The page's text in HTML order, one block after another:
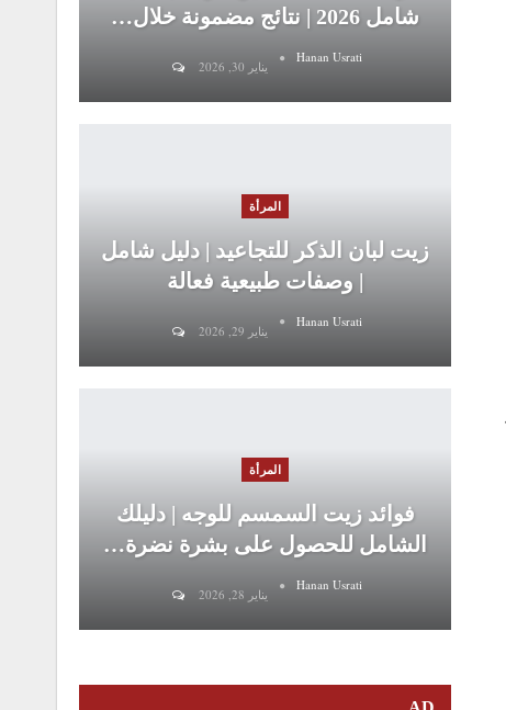
شامل 2026 | نتائج مضمونة خلال…
Hanan Usrati
يناير 30, 2026
المرأة
زيت لبان الذكر للتجاعيد | دليل شامل
| وصفات طبيعية فعالة
Hanan Usrati
يناير 29, 2026
المرأة
فوائد زيت السمسم للوجه | دليلك
الشامل للحصول على بشرة نضرة…
Hanan Usrati
يناير 28, 2026